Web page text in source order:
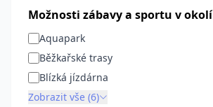
Možnosti zábavy a sportu v okolí
Aquapark
Běžkařské trasy
Blízká jízdárna
Zobrazit vše (6)